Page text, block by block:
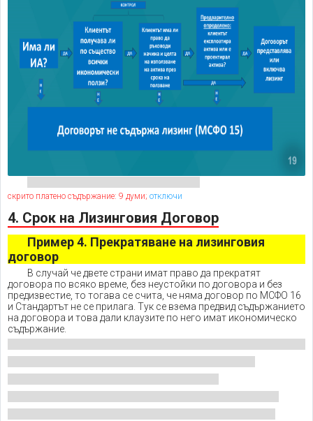
скрито платено съдържание: 9 думи; отключи
4. Срок на Лизинговия Договор
Пример 4. Прекратяване на лизинговия
договор
В случай че двете страни имат право да прекратят
договора по всяко време, без неустойки по договора и без
предизвестие, то тогава се счита, че няма договор по МСФО 16
и Стандартът не се прилага. Тук се взема предвид съдържанието
на договора и това дали клаузите по него имат икономическо
съдържание.